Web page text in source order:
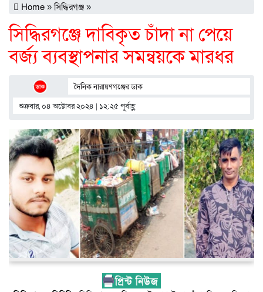
Home »সিদ্ধিরগঞ্জ »
সিদ্ধিরগঞ্জে দাবিকৃত চাঁদা না পেয়ে
বর্জ্য ব্যবস্থাপনার সমন্বয়কে মারধর
দৈনিক নারায়ণগঞ্জের ডাক
শুক্রবার, ০৪ অক্টোবর ২০২৪ | ১২:২৫ পূর্বাহ্ণ